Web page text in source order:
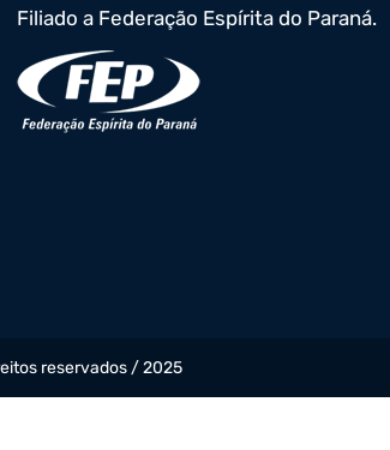
Filiado a Federação Espírita do Paraná.
reservados / 2025